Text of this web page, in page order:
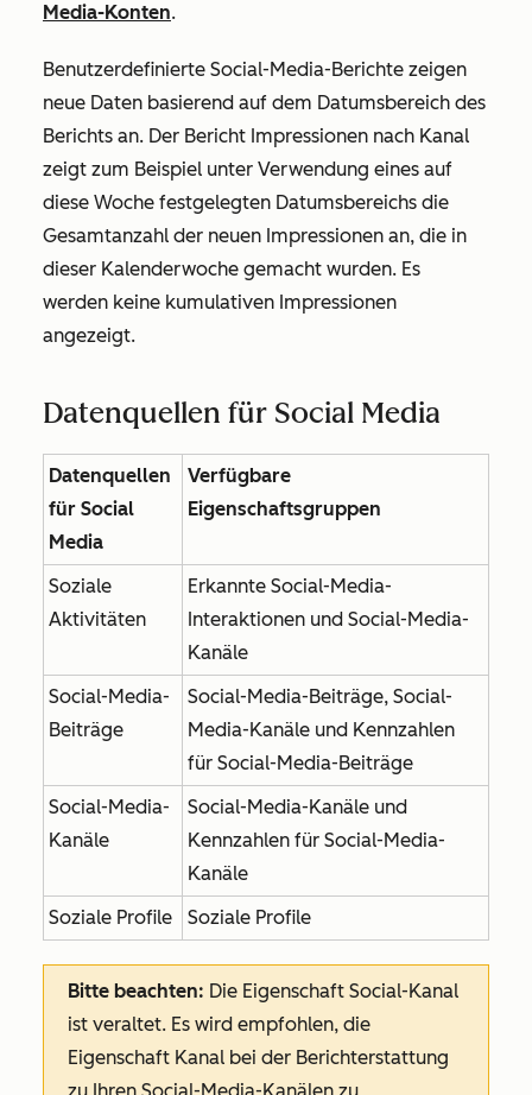
Media-Konten.
Benutzerdefinierte Social-Media-Berichte zeigen
neue Daten basierend auf dem Datumsbereich des
Berichts an. Der Bericht Impressionen nach Kanal
zeigt zum Beispiel unter Verwendung eines auf
diese Woche festgelegten Datumsbereichs die
Gesamtanzahl der neuen Impressionen an, die in
dieser Kalenderwoche gemacht wurden. Es
werden keine kumulativen Impressionen
angezeigt.
Datenquellen für Social Media
Datenquellen
für Social
Media
Verfügbare
Eigenschaftsgruppen
Soziale
Aktivitäten
Erkannte Social-Media-
Interaktionen und Social-Media-
Kanäle
Social-Media-
Beiträge
Social-Media-Beiträge, Social-
Media-Kanäle und Kennzahlen
für Social-Media-Beiträge
Social-Media-
Kanäle
Social-Media-Kanäle und
Kennzahlen für Social-Media-
Kanäle
Soziale Profile
Soziale Profile
Bitte beachten: Die Eigenschaft Social-Kanal
ist veraltet. Es wird empfohlen, die
Eigenschaft Kanal bei der Berichterstattung